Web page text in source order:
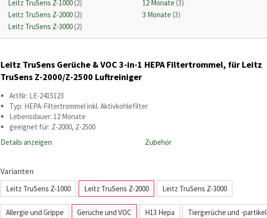
Leitz TruSens Z-1000(2)
Leitz TruSens Z-2000(2)
Leitz TruSens Z-3000(2)
12 Monate (3)
3 Monate (3)
Leitz TruSens Gerüche & VOC 3-in-1 HEPA Filtertrommel, für Leitz
TruSens Z-2000/Z-2500 Luftreiniger
ArtNr: LE-2415123
Typ: HEPA-Filtertrommel inkl. Aktivkohlefilter
Lebensdauer: 12 Monate
geeignet für: Z-2000, Z-2500
Details anzeigen
Zubehör
Varianten
Leitz TruSens Z-1000 Leitz TruSens Z-2000 Leitz TruSens Z-3000
Allergie und Grippe Gerüche und VOC H13 Hepa Tiergerüche und -partikel